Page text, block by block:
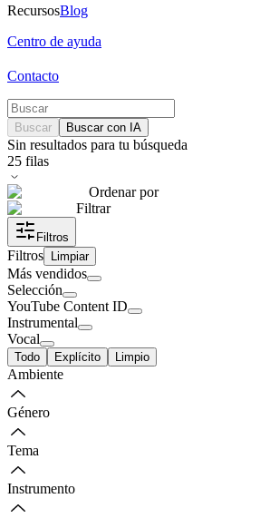
RecursosBlog
Centro de ayuda
Contacto
Buscar Buscar con IA
Sin resultados para tu búsqueda
25 filas
Ordenar por
Filtrar
Filtros
Filtros Limpiar
Más vendidos
Selección
YouTube Content ID
Instrumental
Vocal
Todo Explícito Limpio
Ambiente
Género
Tema
Instrumento